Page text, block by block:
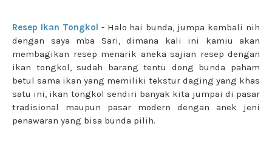
Resep Ikan Tongkol - Halo hai bunda, jumpa kembali nih
dengan saya mba Sari, dimana kali ini kamiu akan
membagikan resep menarik aneka sajian resep dengan
ikan tongkol, sudah barang tentu dong bunda paham
betul sama ikan yang memiliki tekstur daging yang khas
satu ini, ikan tongkol sendiri banyak kita jumpai di pasar
tradisional maupun pasar modern dengan anek jeni
penawaran yang bisa bunda pilih.